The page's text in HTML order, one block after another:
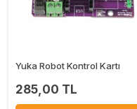
Yuka Robot Kontrol Kartı
285,00 TL